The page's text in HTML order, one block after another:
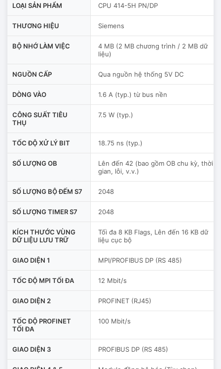
LOẠI SẢN PHẨM CPU 414-5H PN/DP
THƯƠNG HIỆU Siemens
BỘ NHỚ LÀM VIỆC
4 MB (2 MB chương trình / 2 MB dữ
liệu)
NGUỒN CẤP Qua nguồn hệ thống 5V DC
DÒNG VÀO 1.6 A (typ.) từ bus nền
CÔNG SUẤT TIÊU
THỤ
7.5 W (typ.)
TỐC ĐỘ XỬ LÝ BIT 18.75 ns (typ.)
SỐ LƯỢNG OB
Lên đến 42 (bao gồm OB chu kỳ, thời
gian, lỗi, v.v.)
SỐ LƯỢNG BỘ ĐẾM S7 2048
SỐ LƯỢNG TIMER S7 2048
KÍCH THƯỚC VÙNG
DỮ LIỆU LƯU TRỮ
Tối đa 8 KB Flags, Lên đến 16 KB dữ
liệu cục bộ
GIAO DIỆN 1 MPI/PROFIBUS DP (RS 485)
TỐC ĐỘ MPI TỐI ĐA 12 Mbit/s
GIAO DIỆN 2 PROFINET (RJ45)
TỐC ĐỘ PROFINET
TỐI ĐA
100 Mbit/s
GIAO DIỆN 3 PROFIBUS DP (RS 485)